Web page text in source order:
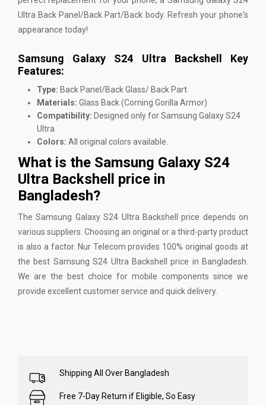
Ultra Back Panel/Back Part/Back body. Refresh your phone's
appearance today!
Samsung Galaxy S24 Ultra Backshell Key
Features:
Type: Back Panel/Back Glass/ Back Part
Materials: Glass Back (Corning Gorilla Armor)
Compatibility: Designed only for Samsung Galaxy S24
Ultra
Colors: All original colors available.
What is the Samsung Galaxy S24
Ultra Backshell price in
Bangladesh?
The Samsung Galaxy S24 Ultra Backshell price depends on
various suppliers. Choosing an original or a third-party product
is also a factor. Nur Telecom provides 100% original goods at
the best Samsung S24 Ultra Backshell price in Bangladesh.
We are the best choice for mobile components since we
provide excellent customer service and quick delivery.
Shipping All Over Bangladesh
Free 7-Day Return if Eligible, So Easy